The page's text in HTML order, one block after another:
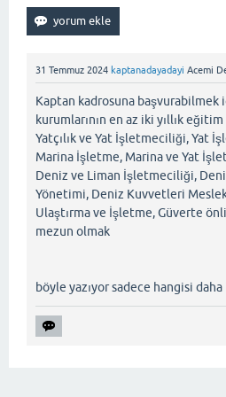
31 Temmuz 2024 kaptanadayadayi Acemi
Kaptan kadrosuna
kurumlarının en az iki yıllık
Yatçılık ve Yat İşletmeciliği, Yat
Marina İşletme, Marina ve Yat
Deniz ve Liman İşletmeciliği,
Yönetimi, Deniz Kuvvetleri
Ulaştırma ve İşletme, Güverte
mezun olmak
böyle yazıyor sadece hangisi